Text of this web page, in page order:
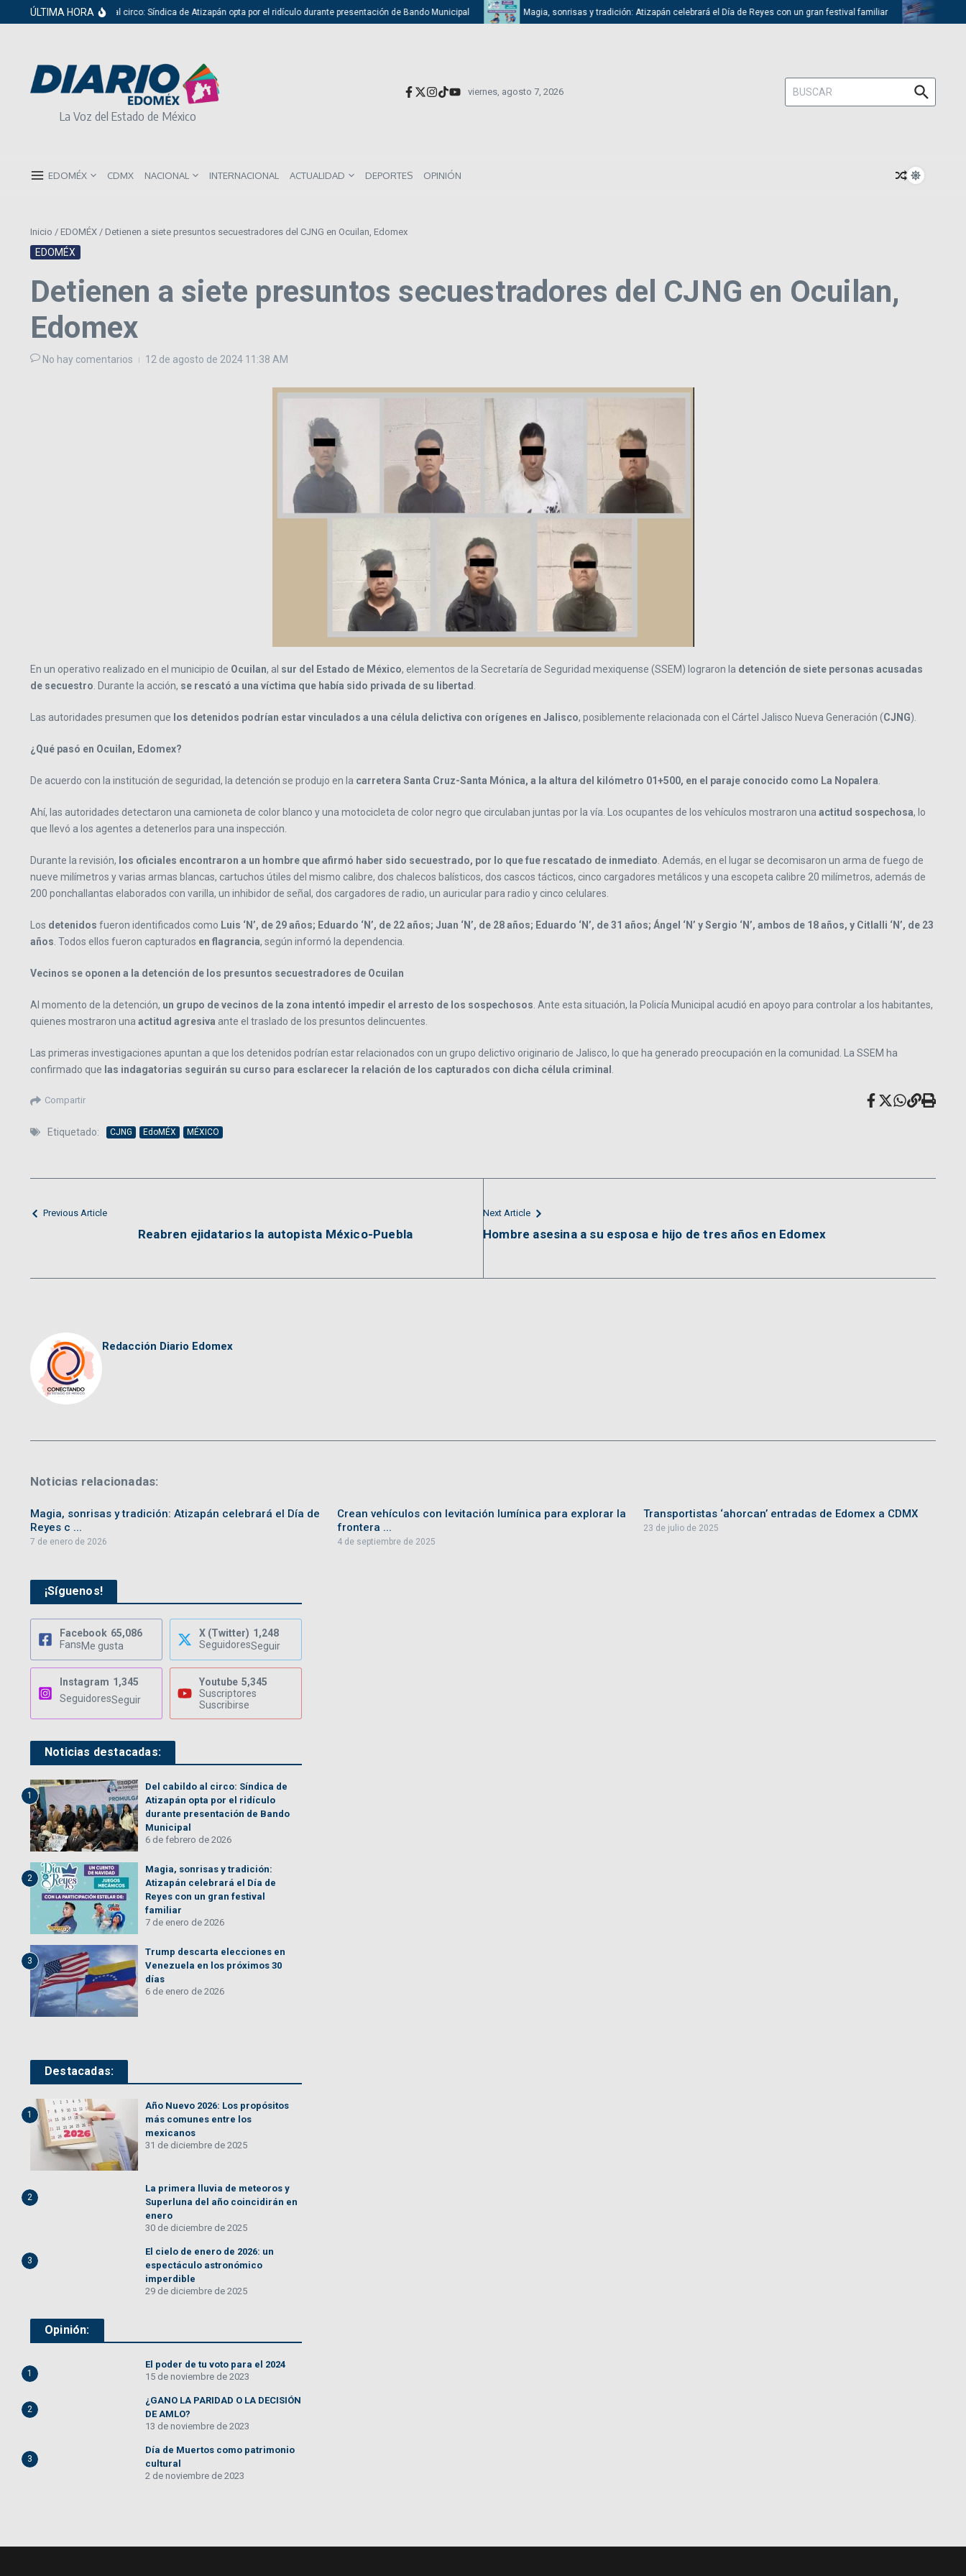
Saltar al contenido
ÚLTIMA HORA
Del cabildo al circo: Síndica de Atizapán opta por el ridículo durante presentación de Bando Municipal Magia, sonrisas y tradición: Atizapán celebrará el Día de Reyes con un gran festival familiar Trump
La Voz del Estado de México
viernes, agosto 7, 2026
Buscar:
EDOMÉX CDMX NACIONAL INTERNACIONAL ACTUALIDAD DEPORTES OPINIÓN
Inicio / EDOMÉX / Detienen a siete presuntos secuestradores del CJNG en Ocuilan, Edomex
EDOMÉX
Detienen a siete presuntos secuestradores del CJNG en Ocuilan,
Edomex
No hay comentarios 12 de agosto de 2024 11:38 AM
En un operativo realizado en el municipio de Ocuilan, al sur del Estado de México, elementos de la Secretaría de Seguridad mexiquense (SSEM) lograron la detención de siete personas acusadas
de secuestro. Durante la acción, se rescató a una víctima que había sido privada de su libertad .
Las autoridades presumen que los detenidos podrían estar vinculados a una célula delictiva con orígenes en Jalisco, posiblemente relacionada con el Cártel Jalisco Nueva Generación (CJNG).
¿Qué pasó en Ocuilan, Edomex?
De acuerdo con la institución de seguridad, la detención se produjo en la carretera Santa Cruz-Santa Mónica, a la altura del kilómetro 01+500, en el paraje conocido como La Nopalera.
Ahí, las autoridades detectaron una camioneta de color blanco y una motocicleta de color negro que circulaban juntas por la vía. Los ocupantes de los vehículos mostraron una actitud sospechosa, lo
que llevó a los agentes a detenerlos para una inspección.
Durante la revisión, los oficiales encontraron a un hombre que afirmó haber sido secuestrado, por lo que fue rescatado de inmediato. Además, en el lugar se decomisaron un arma de fuego de
nueve milímetros y varias armas blancas, cartuchos útiles del mismo calibre, dos chalecos balísticos, dos cascos tácticos, cinco cargadores metálicos y una escopeta calibre 20 milímetros, además de
200 ponchallantas elaborados con varilla, un inhibidor de señal, dos cargadores de radio, un auricular para radio y cinco celulares.
Los detenidos fueron identificados como Luis ‘N’, de 29 años; Eduardo ‘N’, de 22 años; Juan ‘N’, de 28 años; Eduardo ‘N’, de 31 años; Ángel ‘N’ y Sergio ‘N’, ambos de 18 años, y Citlalli ‘N’, de 23
años. Todos ellos fueron capturados en flagrancia, según informó la dependencia.
Vecinos se oponen a la detención de los presuntos secuestradores de Ocuilan
Al momento de la detención, un grupo de vecinos de la zona intentó impedir el arresto de los sospechosos. Ante esta situación, la Policía Municipal acudió en apoyo para controlar a los habitantes,
quienes mostraron una actitud agresiva ante el traslado de los presuntos delincuentes.
Las primeras investigaciones apuntan a que los detenidos podrían estar relacionados con un grupo delictivo originario de Jalisco, lo que ha generado preocupación en la comunidad. La SSEM ha
confirmado que las indagatorias seguirán su curso para esclarecer la relación de los capturados con dicha célula criminal .
Compartir
Etiquetado: CJNG EdoMÉX MÉXICO
Previous Article
Reabren ejidatarios la autopista México-Puebla
Next Article
Hombre asesina a su esposa e hijo de tres años en Edomex
Redacción Diario Edomex
Noticias relacionadas:
Magia, sonrisas y tradición: Atizapán celebrará el Día de
Reyes c ...
7 de enero de 2026
Crean vehículos con levitación lumínica para explorar la
frontera ...
4 de septiembre de 2025
Transportistas ‘ahorcan’ entradas de Edomex a CDMX
23 de julio de 2025
¡Síguenos!
Facebook 65,086
FansMe gusta
X (Twitter) 1,248
SeguidoresSeguir
Instagram 1,345
SeguidoresSeguir
Youtube 5,345
Suscriptores
Suscribirse
Noticias destacadas:
1
Del cabildo al circo: Síndica de
Atizapán opta por el ridículo
durante presentación de Bando
Municipal
6 de febrero de 2026
2
Magia, sonrisas y tradición:
Atizapán celebrará el Día de
Reyes con un gran festival
familiar
7 de enero de 2026
3
Trump descarta elecciones en
Venezuela en los próximos 30
días
6 de enero de 2026
Destacadas:
1
Año Nuevo 2026: Los propósitos
más comunes entre los
mexicanos
31 de diciembre de 2025
2
La primera lluvia de meteoros y
Superluna del año coincidirán en
enero
30 de diciembre de 2025
3
El cielo de enero de 2026: un
espectáculo astronómico
imperdible
29 de diciembre de 2025
Opinión:
1
El poder de tu voto para el 2024
15 de noviembre de 2023
2
¿GANO LA PARIDAD O LA DECISIÓN
DE AMLO?
13 de noviembre de 2023
3
Día de Muertos como patrimonio
cultural
2 de noviembre de 2023